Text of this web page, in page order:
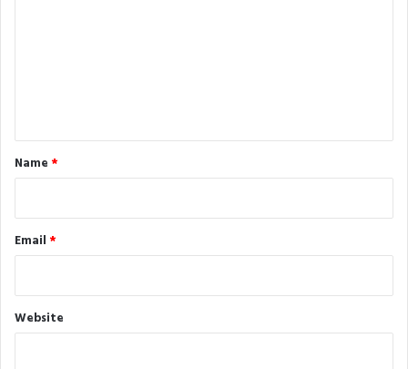
*
Name *
Email *
Website